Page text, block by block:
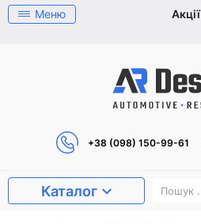
Меню Акції
+38 (098) 150-99-61
Каталог